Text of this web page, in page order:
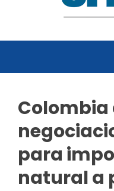
Colombia
para
natural a